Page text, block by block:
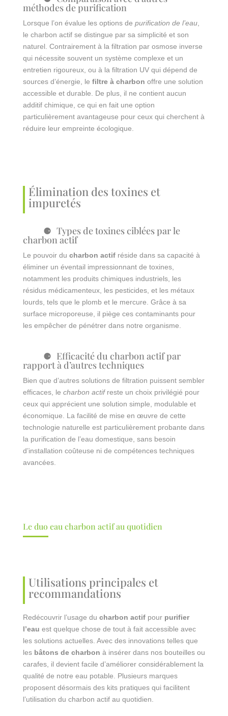
méthodes de purification
Lorsque l’on évalue les options de purification de l’eau,
le charbon actif se distingue par sa simplicité et son
naturel. Contrairement à la filtration par osmose inverse
qui nécessite souvent un système complexe et un
entretien rigoureux, ou à la filtration UV qui dépend de
sources d’énergie, le filtre à charbon offre une solution
accessible et durable. De plus, il ne contient aucun
additif chimique, ce qui en fait une option
particulièrement avantageuse pour ceux qui cherchent à
réduire leur empreinte écologique.
Élimination des toxines et
impuretés
Types de toxines ciblées par le
charbon actif
Le pouvoir du charbon actifréside dans sa capacité à
éliminer un éventail impressionnant de toxines,
notamment les produits chimiques industriels, les
résidus médicamenteux, les pesticides, et les métaux
lourds, tels que le plomb et le mercure. Grâce à sa
surface microporeuse, il piège ces contaminants pour
les empêcher de pénétrer dans notre organisme.
Efficacité du charbon actif par
rapport à d’autres techniques
Bien que d’autres solutions de filtration puissent sembler
efficaces, le charbon actifreste un choix privilégié pour
ceux qui apprécient une solution simple, modulable et
économique. La facilité de mise en œuvre de cette
technologie naturelle est particulièrement probante dans
la purification de l’eau domestique, sans besoin
d’installation coûteuse ni de compétences techniques
avancées.
Le duo eau charbon actif au quotidien
Utilisations principales et
recommandations
Redécouvrir l’usage du charbon actifpour purifier
l’eau est quelque chose de tout à fait accessible avec
les solutions actuelles. Avec des innovations telles que
les bâtons de charbon à insérer dans nos bouteilles ou
carafes, il devient facile d’améliorer considérablement la
qualité de notre eau potable. Plusieurs marques
proposent désormais des kits pratiques qui facilitent
l’utilisation du charbon actif au quotidien.